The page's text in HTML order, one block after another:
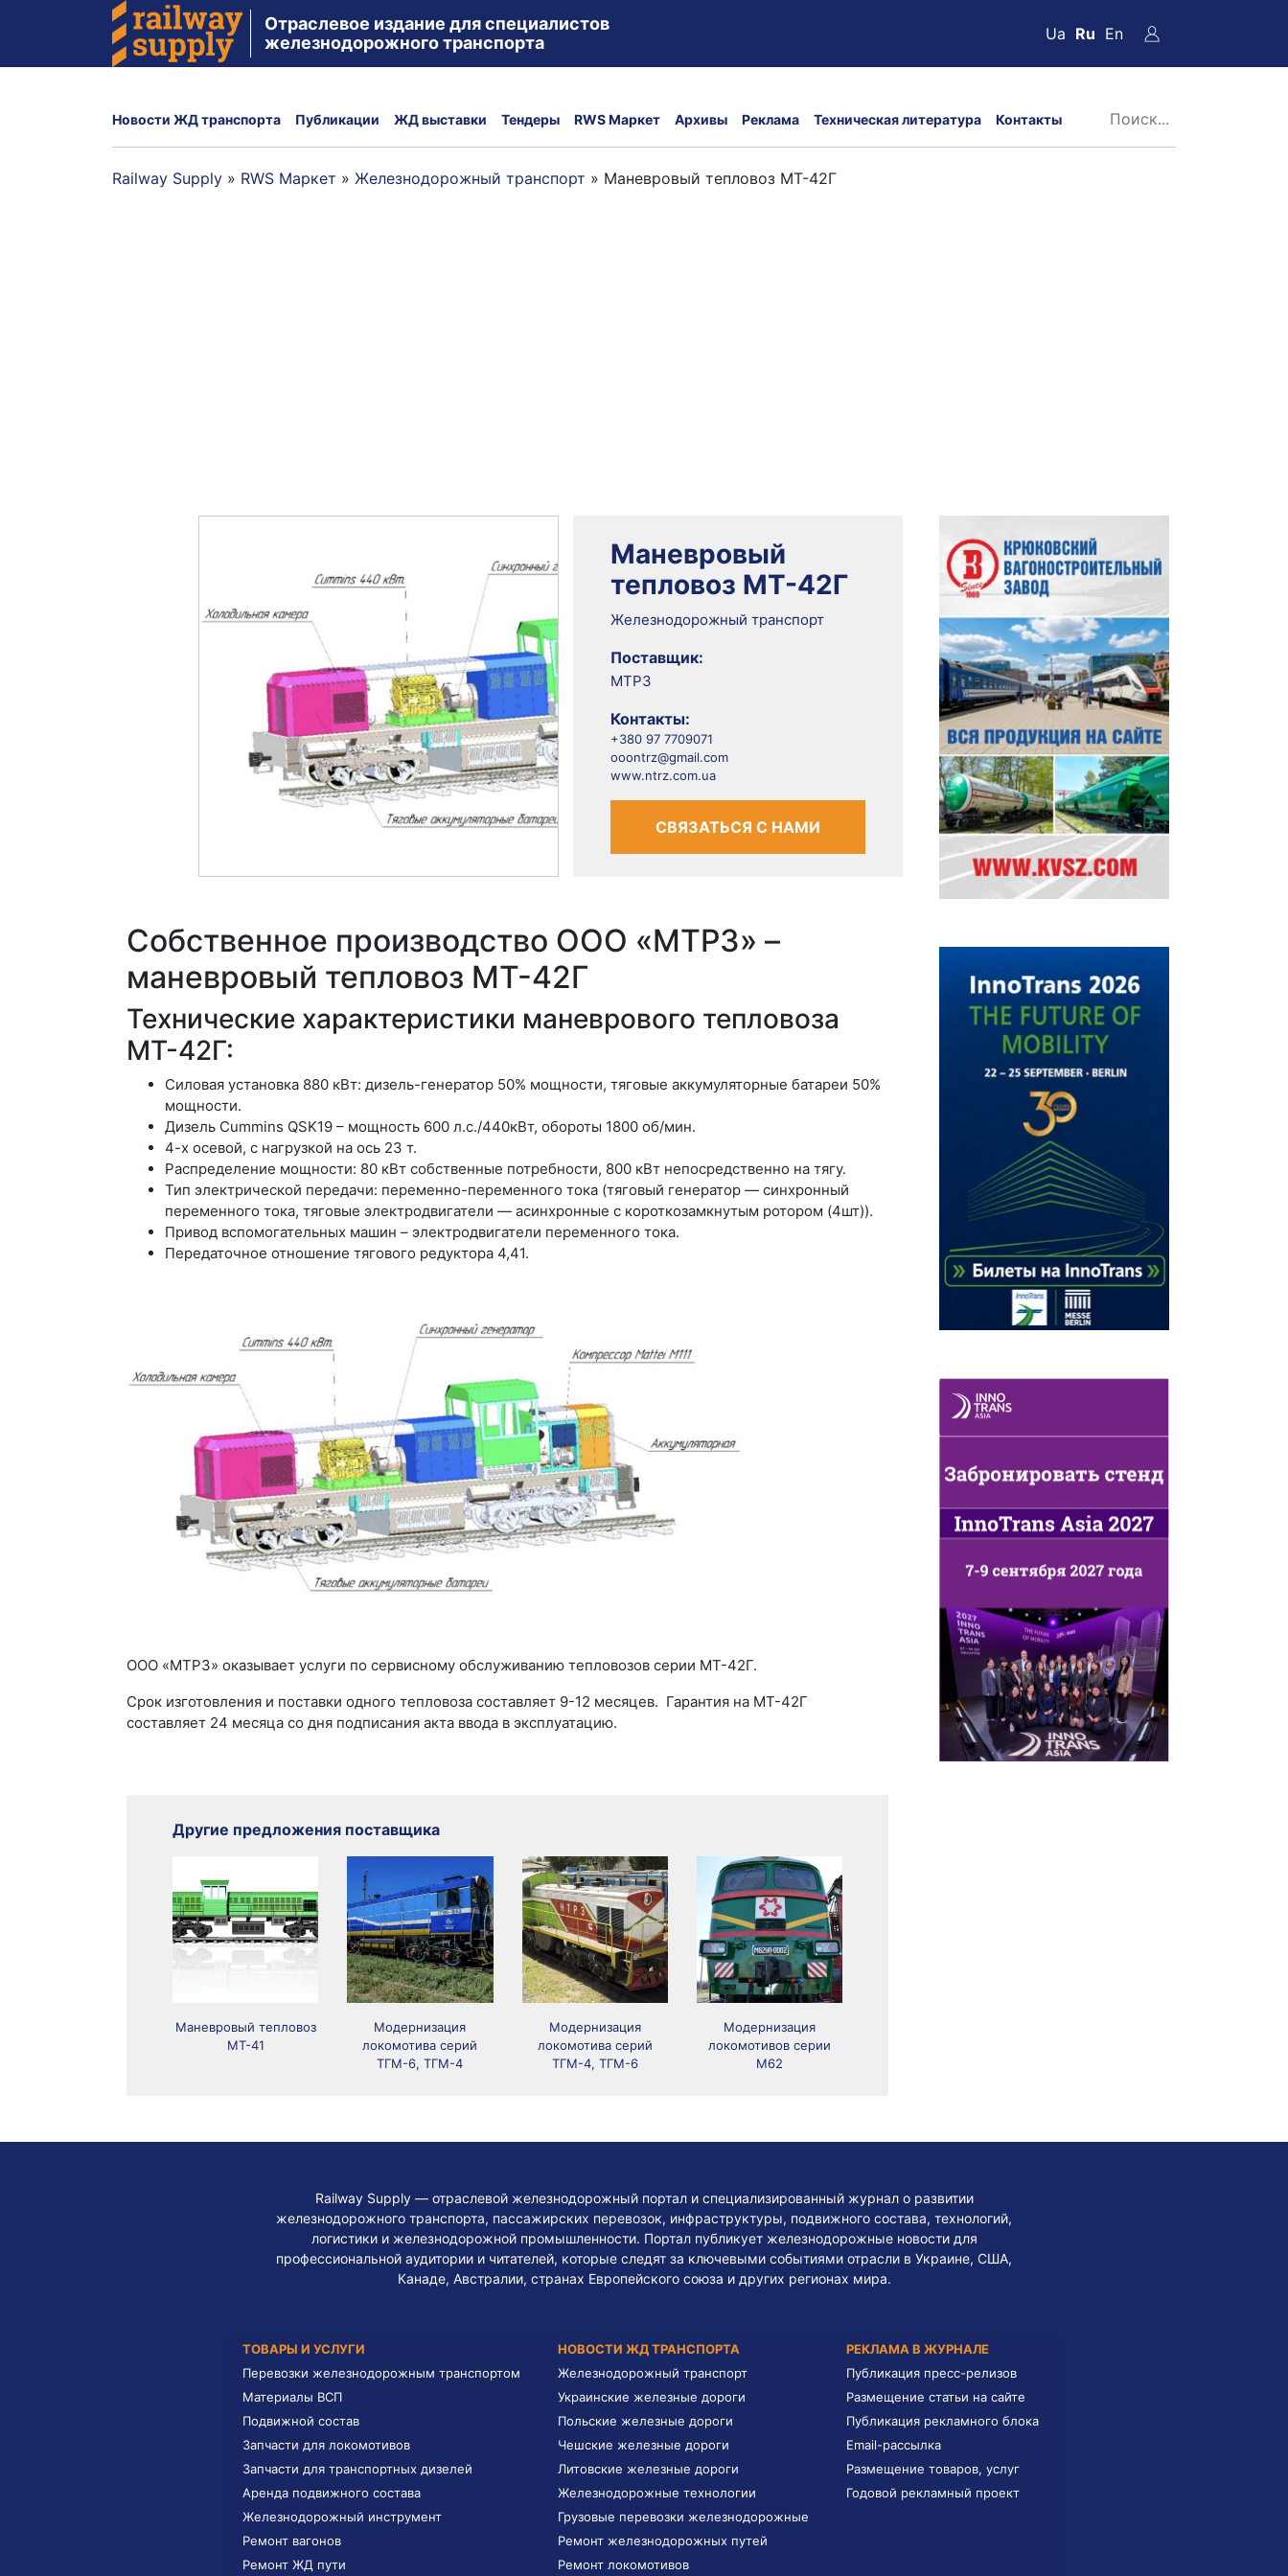
Отраслевое издание для специалистов
железнодорожного транспорта
Ua Ru En
Новости ЖД транспорта Публикации ЖД выставки Тендеры RWS Маркет Архивы Реклама Техническая литература Контакты
Railway Supply » RWS Маркет » Железнодорожный транспорт » Маневровый тепловоз МТ-42Г
Маневровый
тепловоз МТ-42Г
Железнодорожный транспорт
Поставщик:
МТРЗ
Контакты:
+380 97 7709071
ooontrz@gmail.com
www.ntrz.com.ua
СВЯЗАТЬСЯ С НАМИ
Собственное производство ООО «МТРЗ» –
маневровый тепловоз МТ-42Г
Технические характеристики маневрового тепловоза
МТ-42Г:
Силовая установка 880 кВт: дизель-генератор 50% мощности, тяговые аккумуляторные батареи 50%
мощности.
Дизель Cummins QSK19 – мощность 600 л.с./440кВт, обороты 1800 об/мин.
4-х осевой, с нагрузкой на ось 23 т.
Распределение мощности: 80 кВт собственные потребности, 800 кВт непосредственно на тягу.
Тип электрической передачи: переменно-переменного тока (тяговый генератор — синхронный
переменного тока, тяговые электродвигатели — асинхронные с короткозамкнутым ротором (4шт)).
Привод вспомогательных машин – электродвигатели переменного тока.
Передаточное отношение тягового редуктора 4,41.
ООО «МТРЗ» оказывает услуги по сервисному обслуживанию тепловозов серии МТ-42Г.
Срок изготовления и поставки одного тепловоза составляет 9-12 месяцев. Гарантия на МТ-42Г
составляет 24 месяца со дня подписания акта ввода в эксплуатацию.
Другие предложения поставщика
Маневровый тепловоз
МТ-41
Модернизация
локомотива серий
ТГМ-6, ТГМ-4
Модернизация
локомотива серий
ТГМ-4, ТГМ-6
Модернизация
локомотивов серии
М62
Railway Supply — отраслевой железнодорожный портал и специализированный журнал о развитии
железнодорожного транспорта, пассажирских перевозок, инфраструктуры, подвижного состава, технологий,
логистики и железнодорожной промышленности. Портал публикует железнодорожные новости для
профессиональной аудитории и читателей, которые следят за ключевыми событиями отрасли в Украине, США,
Канаде, Австралии, странах Европейского союза и других регионах мира.
ТОВАРЫ И УСЛУГИ
Перевозки железнодорожным транспортом
Материалы ВСП
Подвижной состав
Запчасти для локомотивов
Запчасти для транспортных дизелей
Аренда подвижного состава
Железнодорожный инструмент
Ремонт вагонов
Ремонт ЖД пути
НОВОСТИ ЖД ТРАНСПОРТА
Железнодорожный транспорт
Украинские железные дороги
Польские железные дороги
Чешские железные дороги
Литовские железные дороги
Железнодорожные технологии
Грузовые перевозки железнодорожные
Ремонт железнодорожных путей
Ремонт локомотивов
РЕКЛАМА В ЖУРНАЛЕ
Публикация пресс-релизов
Размещение статьи на сайте
Публикация рекламного блока
Email-рассылка
Размещение товаров, услуг
Годовой рекламный проект